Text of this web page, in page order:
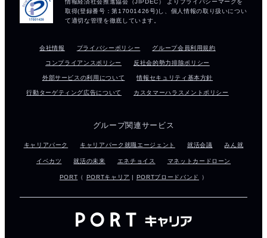
会社情報 プライバシーポリシー グループ会員利用規約
コンプライアンスポリシー 反社会的勢力排除ポリシー
外部サービスの利用について 情報セキュリティ基本方針
行動ターゲティング広告について カスタマーハラスメントポリシー